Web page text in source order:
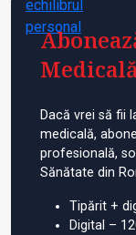
Dacă vrei să fii
medicală,
profesională,
Sănătate din
Tipărit +
Digital –